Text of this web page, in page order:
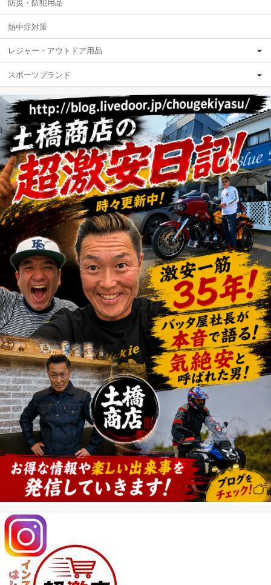
防災・防犯用品
熱中症対策
レジャー・アウトドア用品
スポーツブランド